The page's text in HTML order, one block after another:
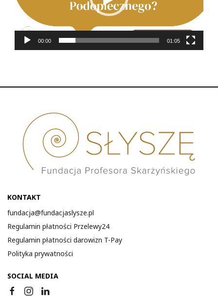
00:00 01:05
KONTAKT
fundacja@fundacjaslysze.pl
Regulamin płatności Przelewy24
Regulamin płatności darowizn T-Pay
Polityka prywatności
SOCIAL MEDIA